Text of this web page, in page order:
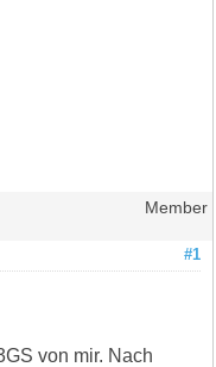
Member
#1
von mir. Nach